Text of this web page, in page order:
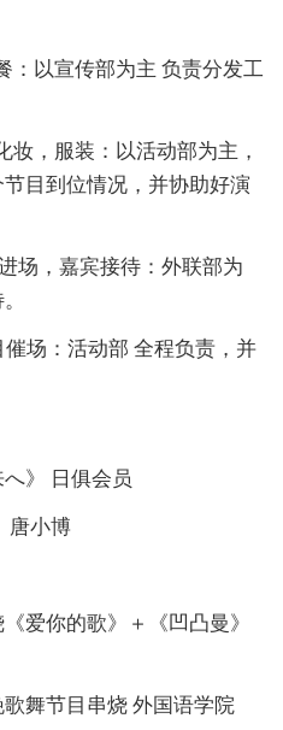
以宣传部为主 负责分发工
，服装：以活动部为主，
目到位情况，并协助好演
场，嘉宾接待：外联部为
场：活动部 全程负责，并
》 日俱会员
唐小博
爱你的歌》＋《凹凸曼》
歌舞节目串烧 外国语学院